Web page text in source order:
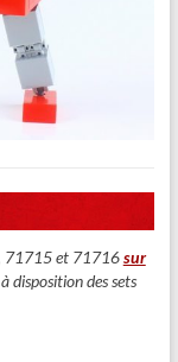
71715 et 71716sur
disposition des sets